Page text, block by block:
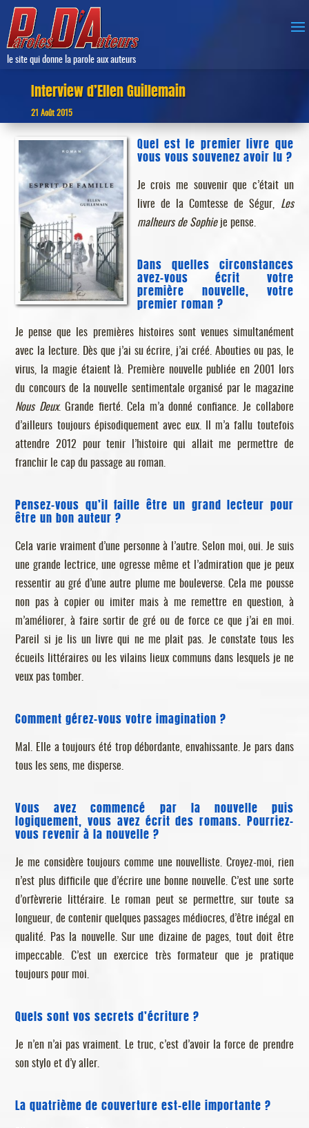
le site qui donne la parole aux auteurs
Interview d’Ellen Guillemain
21 Août 2015
Quel est le premier livre que
vous vous souvenez avoir lu ?
Je crois me souvenir que c’était un
livre de la Comtesse de Ségur, Les
malheurs de Sophieje pense.
Dans quelles circonstances
avez-vous écrit votre
première nouvelle, votre
premier roman ?
Je pense que les premières histoires sont venues simultanément
avec la lecture. Dès que j’ai su écrire, j’ai créé. Abouties ou pas, le
virus, la magie étaient là. Première nouvelle publiée en 2001 lors
du concours de la nouvelle sentimentale organisé par le magazine
Nous Deux. Grande fierté. Cela m’a donné confiance. Je collabore
d’ailleurs toujours épisodiquement avec eux. Il m’a fallu toutefois
attendre 2012 pour tenir l’histoire qui allait me permettre de
franchir le cap du passage au roman.
Pensez-vous qu’il faille être un grand lecteur pour
être un bon auteur ?
Cela varie vraiment d’une personne à l’autre. Selon moi, oui. Je suis
une grande lectrice, une ogresse même et l’admiration que je peux
ressentir au gré d’une autre plume me bouleverse. Cela me pousse
non pas à copier ou imiter mais à me remettre en question, à
m’améliorer, à faire sortir de gré ou de force ce que j’ai en moi.
Pareil si je lis un livre qui ne me plait pas. Je constate tous les
écueils littéraires ou les vilains lieux communs dans lesquels je ne
veux pas tomber.
Comment gérez-vous votre imagination ?
Mal. Elle a toujours été trop débordante, envahissante. Je pars dans
tous les sens, me disperse.
Vous avez commencé par la nouvelle puis
logiquement, vous avez écrit des romans. Pourriez-
vous revenir à la nouvelle ?
Je me considère toujours comme une nouvelliste. Croyez-moi, rien
n’est plus difficile que d’écrire une bonne nouvelle. C’est une sorte
d’orfèvrerie littéraire. Le roman peut se permettre, sur toute sa
longueur, de contenir quelques passages médiocres, d’être inégal en
qualité. Pas la nouvelle. Sur une dizaine de pages, tout doit être
impeccable. C’est un exercice très formateur que je pratique
toujours pour moi.
Quels sont vos secrets d’écriture ?
Je n’en n’ai pas vraiment. Le truc, c’est d’avoir la force de prendre
son stylo et d’y aller.
La quatrième de couverture est-elle importante ?